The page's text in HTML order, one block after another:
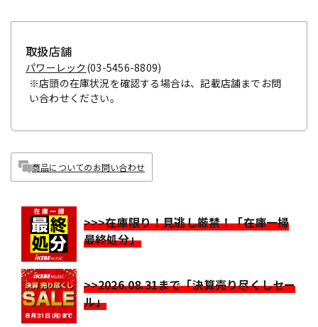
取扱店舗
パワーレック (03-5456-8809)
※店頭の在庫状況を確認する場合は、記載店舗までお問
い合わせください。
商品についてのお問い合わせ
>>>在庫限り！見逃し厳禁！「在庫一掃
最終処分」
>>2026.08.31まで「決算売り尽くしセー
ル」